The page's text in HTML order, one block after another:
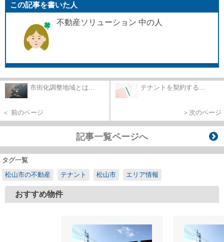
この記事を書いた人
不動産ソリューション 中の人
市街化調整地域とは...
＜ 前のページ
テナントを契約する...
＞次のページ
記事一覧ページへ
タグ一覧
松山市の不動産
テナント 松山市 エリア情報
おすすめ物件